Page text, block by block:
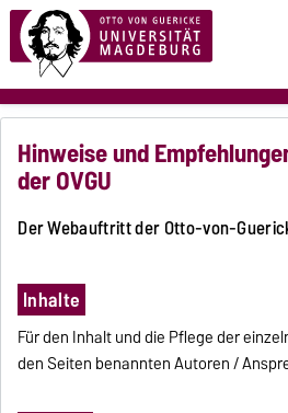
Hinweise und
der OVGU
Der Webauftritt der Otto-von-
Inhalte
Für den Inhalt und die Pflege der
den Seiten benannten Autoren /